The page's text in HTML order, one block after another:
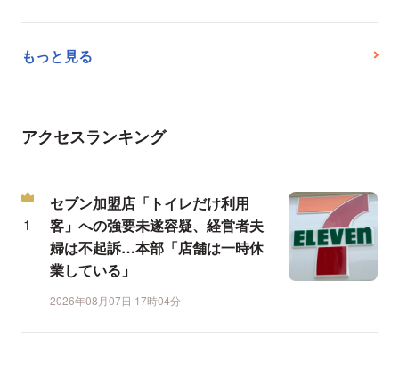
もっと見る
アクセスランキング
セブン加盟店「トイレだけ利用
客」への強要未遂容疑、経営者夫
婦は不起訴…本部「店舗は一時休
業している」
2026年08月07日 17時04分